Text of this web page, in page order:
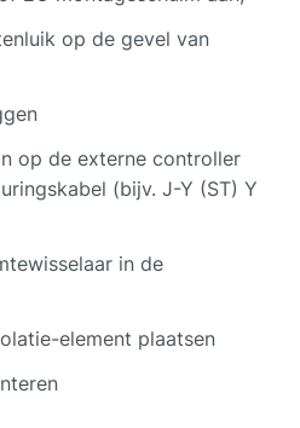
op de gevel van
op de externe controller
(bijv. J-Y (ST) Y
in de
element plaatsen